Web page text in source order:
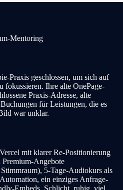
Mentoring
Praxis geschlossen, um sich auf
fokussieren. Ihre alte OnePage-
Praxis-Adresse, alte
für Leistungen, die es
war unklar.
mit klarer Re-Positionierung
Premium-Angebote
5-Tage-Audiokurs als
ein einziges Anfrage-
Embeds. Schlicht, ruhig, viel